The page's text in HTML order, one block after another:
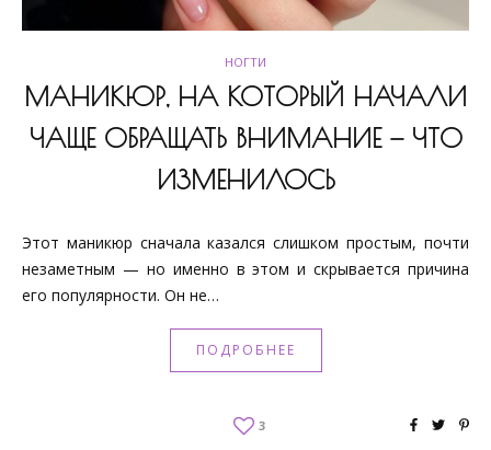
НОГТИ
МАНИКЮР, НА КОТОРЫЙ НАЧАЛИ
ЧАЩЕ ОБРАЩАТЬ ВНИМАНИЕ — ЧТО
ИЗМЕНИЛОСЬ
Этот маникюр сначала казался слишком простым, почти
незаметным — но именно в этом и скрывается причина
его популярности. Он не…
ПОДРОБНЕЕ
3